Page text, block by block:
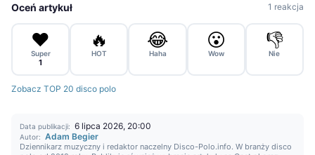
Oceń artykuł 1 reakcja
❤️
Super
1
🔥
HOT
😂
Haha
😮
Wow
👎
Nie
Zobacz TOP 20 disco polo
Data publikacji: 6 lipca 2026, 20:00
Autor: Adam Begier
Dziennikarz muzyczny i redaktor naczelny Disco-Polo.info. W branży disco